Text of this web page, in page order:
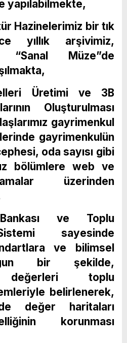
yapılabilmekte,
Hazinelerimiz bir tık
yıllık arşivimiz,
“Sanal Müze”de
Üretimi ve 3B
Oluşturulması
gayrimenkul
gayrimenkulün
oda sayısı gibi
bölümlere web ve
üzerinden
ve Toplu
sayesinde
ve bilimsel
bir şekilde,
değerleri toplu
belirlenerek,
değer haritaları
korunması